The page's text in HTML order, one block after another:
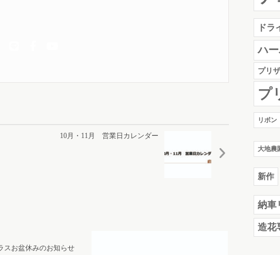
10月・11月 営業日カレンダー
スお盆休みのお知らせ
ドラ
ハ
プリ
プ
リボン
大地農
新作
納車
造花